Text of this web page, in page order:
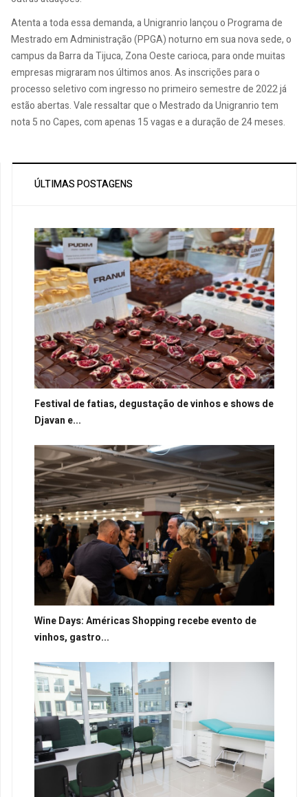
Atenta a toda essa demanda, a Unigranrio lançou o Programa de
Mestrado em Administração (PPGA) noturno em sua nova sede, o
campus da Barra da Tijuca, Zona Oeste carioca, para onde muitas
empresas migraram nos últimos anos. As inscrições para o
processo seletivo com ingresso no primeiro semestre de 2022 já
estão abertas. Vale ressaltar que o Mestrado da Unigranrio tem
nota 5 no Capes, com apenas 15 vagas e a duração de 24 meses.
ÚLTIMAS POSTAGENS
Festival de fatias, degustação de vinhos e shows de
Djavan e...
Wine Days: Américas Shopping recebe evento de
vinhos, gastro...